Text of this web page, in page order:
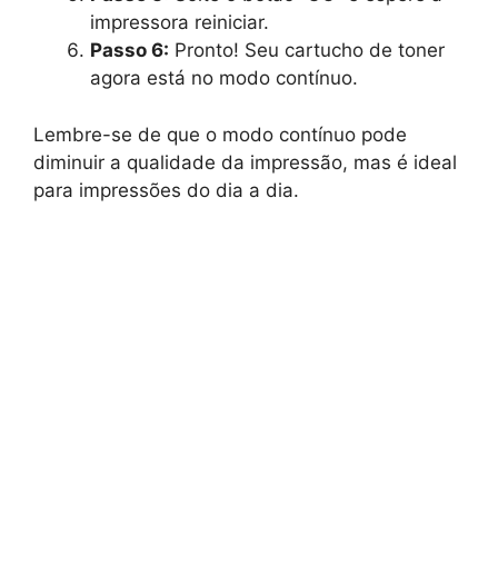
impressora reiniciar.
Passo 6: Pronto! Seu cartucho de toner
agora está no modo contínuo.
Lembre-se de que o modo contínuo pode
diminuir a qualidade da impressão, mas é ideal
para impressões do dia a dia.